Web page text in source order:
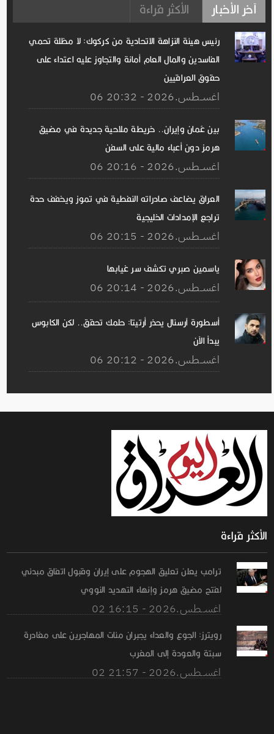
آخر الأخبار الأكثر قراءة
رئيس هيئة النزاهة الاتحادية من كركوك: لا مظلة تحمي
الفاسدين والمال العام أمانة والتجاوز عليه اعتداء على
حقوق العراقيين
06 اغســطس.2026 - 20:32
بين عُمان وإيران.. خريطة ملاحية جديدة في مضيق
هرمز دون أعباء مالية على السفن
06 اغســطس.2026 - 20:16
العراق يضاعف صادراته النفطية في تموز ويخفف حدة
تراجع الإمدادات الخليجية
06 اغســطس.2026 - 20:15
ياسمين صبري تكشف سر غيابها
06 اغســطس.2026 - 20:14
أسطورة آرسنال يحذر أرتيتا: حلمك تحقق.. لكن الكابوس
يبدأ الآن
06 اغســطس.2026 - 20:12
الأكثر قراءة
ترامب يعلن تعليق الهجوم على إيران وقبول اتفاق مبدئي
لفتح مضيق هرمز وإنهاء التهديد النووي
02 اغســطس.2026 - 16:15
رويترز: الجوع والعداء يجبران مئات المهاجرين على مغادرة
سبتة والعودة إلى المغرب
02 اغســطس.2026 - 21:57